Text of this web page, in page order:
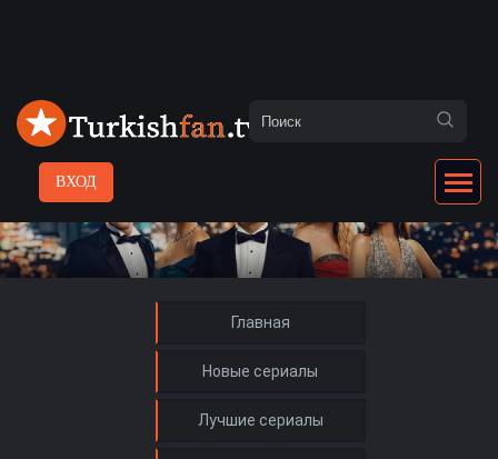
ВХОД
Главная
Новые сериалы
Лучшие сериалы